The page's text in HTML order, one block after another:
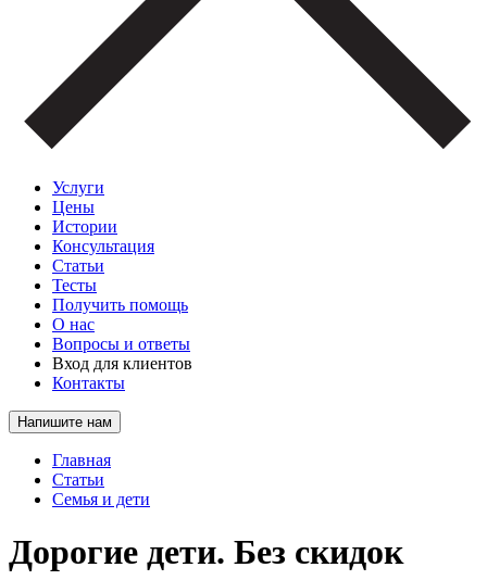
Услуги
Цены
Истории
Консультация
Статьи
Тесты
Получить помощь
О нас
Вопросы и ответы
Вход для клиентов
Контакты
Напишите нам
Главная
Статьи
Семья и дети
Дорогие дети. Без скидок